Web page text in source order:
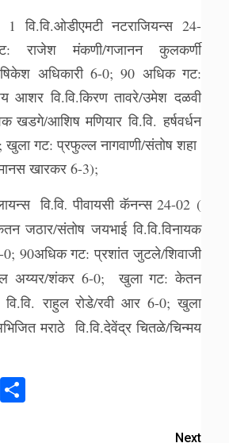
वि.वि.ओडीएमटी नटराजियन्स 24-
राजेश मंकणी/गजानन कुलकर्णी
अधिकारी 6-0; 90 अधिक गट:
आशर वि.वि.किरण तावरे/उमेश दळवी
खडगे/आशिष मणियार वि.वि. हर्षवर्धन
गट: प्रफुल्ल नागवाणी/संतोष शहा
खारकर 6-3);
वि.वि. पीवायसी कॅनन्स24-02 (
जठार/संतोष जयभाई वि.वि.विनायक
0; 90अधिक गट: प्रशांत जुटले/शिवाजी
अय्यर/शंकर 6-0; खुला गट: केतन
वि.वि. राहुल रोडे/रवी आर 6-0; खुला
मराठे वि.वि.देवेंद्र चितळे/चिन्मय
Email
Next